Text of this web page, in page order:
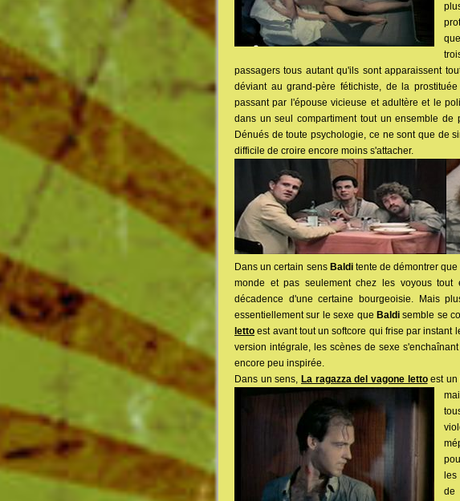
passagers tous autant qu'ils sont apparaissent
déviant au grand-père fétichiste, de la
passant par l'épouse vicieuse et adultère et le
dans un seul compartiment tout un ensemble de
Dénués de toute psychologie, ce ne sont que de
difficile de croire encore moins s'attacher.
Dans un certain sens Balditente de démontrer que
monde et pas seulement chez les voyous
décadence d'une certaine bourgeoisie. Mais
essentiellement sur le sexe que Baldisemble se
letto est avant tout un softcore qui frise par instant
version intégrale, les scènes de sexe
encore peu inspirée.
Dans un sens, La ragazza del vagone lettoest un
de